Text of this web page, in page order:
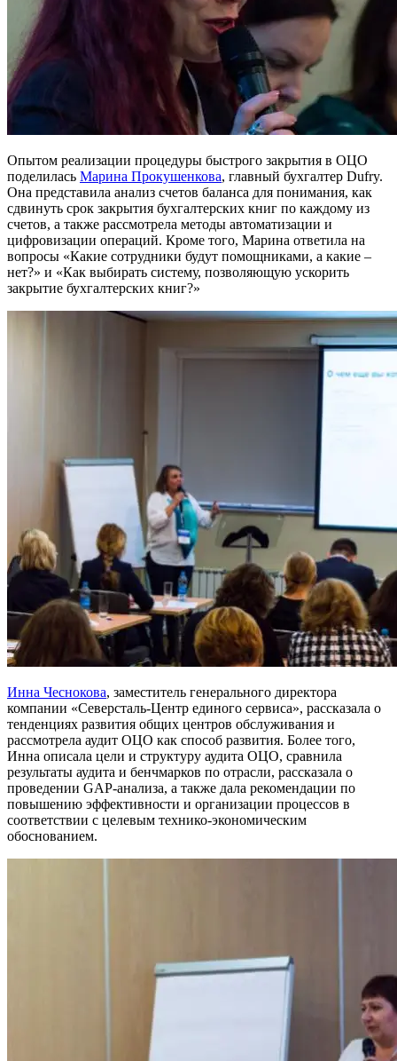
Опытом реализации процедуры быстрого закрытия в ОЦО
поделилась Марина Прокушенкова, главный бухгалтер Dufry.
Она представила анализ счетов баланса для понимания, как
сдвинуть срок закрытия бухгалтерских книг по каждому из
счетов, а также рассмотрела методы автоматизации и
цифровизации операций. Кроме того, Марина ответила на
вопросы «Какие сотрудники будут помощниками, а какие –
нет?» и «Как выбирать систему, позволяющую ускорить
закрытие бухгалтерских книг?»
Инна Чеснокова, заместитель генерального директора
компании «Северсталь-Центр единого сервиса», рассказала о
тенденциях развития общих центров обслуживания и
рассмотрела аудит ОЦО как способ развития. Более того,
Инна описала цели и структуру аудита ОЦО, сравнила
результаты аудита и бенчмарков по отрасли, рассказала о
проведении GAP-анализа, а также дала рекомендации по
повышению эффективности и организации процессов в
соответствии с целевым технико-экономическим
обоснованием.